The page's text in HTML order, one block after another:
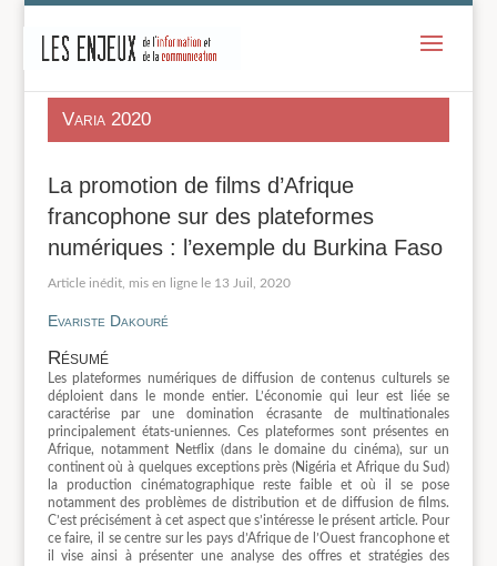
Varia 2020
La promotion de films d’Afrique
francophone sur des plateformes
numériques : l’exemple du Burkina Faso
13 Juil, 2020
Evariste Dakouré
Résumé
Les plateformes numériques de diffusion de contenus culturels se
déploient dans le monde entier. L’économie qui leur est liée se
caractérise par une domination écrasante de multinationales
principalement états-uniennes. Ces plateformes sont présentes en
Afrique, notamment Netflix (dans le domaine du cinéma), sur un
continent où à quelques exceptions près (Nigéria et Afrique du Sud)
la production cinématographique reste faible et où il se pose
notamment des problèmes de distribution et de diffusion de films.
C’est précisément à cet aspect que s’intéresse le présent article. Pour
ce faire, il se centre sur les pays d’Afrique de l’Ouest francophone et
il vise ainsi à présenter une analyse des offres et stratégies des